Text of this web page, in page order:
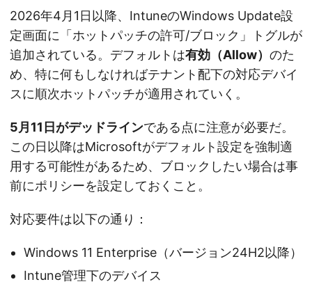
2026年4月1日以降、IntuneのWindows Update設
定画面に「ホットパッチの許可/ブロック」トグルが
追加されている。デフォルトは有効（Allow） のた
め、特に何もしなければテナント配下の対応デバイ
スに順次ホットパッチが適用されていく。
5月11日がデッドラインである点に注意が必要だ。
この日以降はMicrosoftがデフォルト設定を強制適
用する可能性があるため、ブロックしたい場合は事
前にポリシーを設定しておくこと。
対応要件は以下の通り：
Windows 11 Enterprise（バージョン24H2以降）
Intune管理下のデバイス